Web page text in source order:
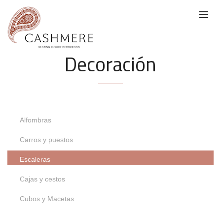
Decoración
Alfombras
Carros y puestos
Escaleras
Cajas y cestos
Cubos y Macetas